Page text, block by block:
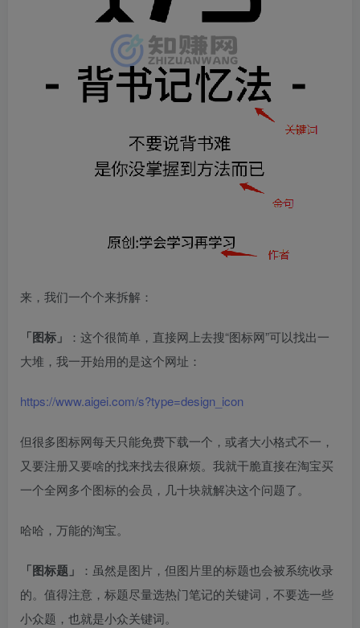
来，我们一个个来拆解：​
「图标」
：这个很简单，直接网上去搜“图标网”可以找出一
大堆，我一开始用的是这个网址：​
https://www.aigei.com/s?type=design_icon
但很多图标网每天只能免费下载一个，或者大小格式不一，
又要注册又要啥的找来找去很麻烦。我就干脆直接在淘宝买
一个全网多个图标的会员，几十块就解决这个问题了。​
哈哈，万能的淘宝。​
「图标题」
：虽然是图片，但图片里的标题也会被系统收录
的。值得注意，标题尽量选热门笔记的关键词，不要选一些
小众题，也就是小众关键词。​